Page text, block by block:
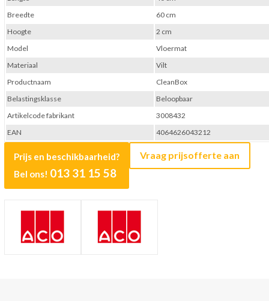
Prijs en beschikbaarheid?
Bel ons! 013 31 15 58
Vraag prijsofferte aan
Breedte
60 cm
Hoogte
2 cm
Model
Vloermat
Materiaal
Vilt
Productnaam
CleanBox
Belastingsklasse
Beloopbaar
Artikelcode fabrikant
3008432
EAN
4064626043212